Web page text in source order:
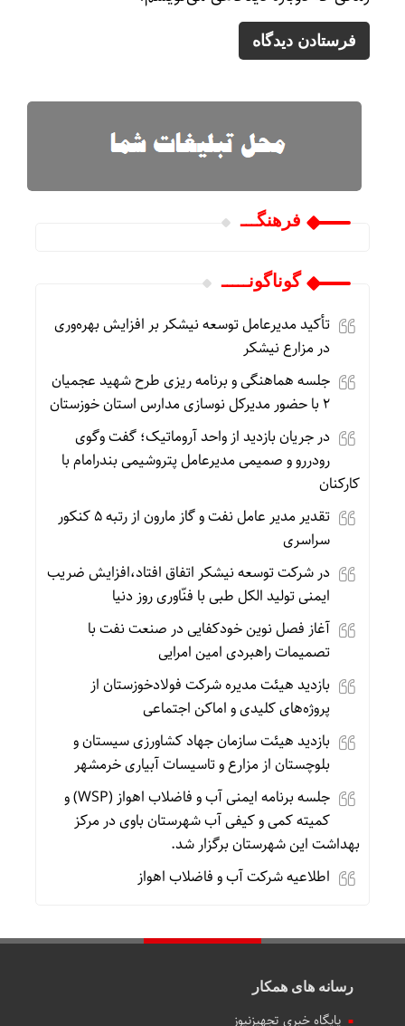
فرهنگـــ
گوناگونـــــ
تأکید مدیرعامل توسعه نیشکر بر افزایش بهره‌وری
در مزارع نیشکر
جلسه هماهنگی و برنامه ریزی طرح شهید عجمیان
۲ با حضور مدیرکل نوسازی مدارس استان خوزستان
در جریان بازدید از واحد آروماتیک؛ گفت‌ وگوی
رودررو و صمیمی مدیرعامل پتروشیمی بندرامام با
کارکنان
تقدیر مدیر عامل نفت و گاز مارون از رتبه ۵ کنکور
سراسری
در شرکت توسعه نیشکر اتفاق افتاد،افزایش ضریب
ایمنی تولید الکل طبی با فنّاوری روز دنیا
آغاز فصل نوین خودکفایی در صنعت نفت با
تصمیمات راهبردی امین امرایی
بازدید هیئت مدیره شرکت فولادخوزستان از
پروژه‌های کلیدی و اماکن اجتماعی
بازدید هیئت سازمان جهاد کشاورزی سیستان و
بلوچستان از مزارع و تاسیسات آبیاری خرمشهر
جلسه برنامه ایمنی آب و فاضلاب اهواز (WSP) و
کمیته کمی و کیفی آب شهرستان باوی در مرکز
بهداشت این شهرستان برگزار شد.
اطلاعیه شرکت آب و فاضلاب اهواز
رسانه های همکار
پایگاه خبری تجهیزنیوز